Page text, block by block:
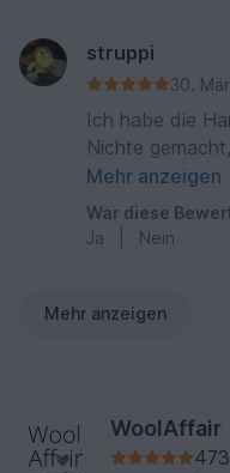
struppi
30.
Ich habe die
Nichte
gefreut hat.
demnächst
auch eine
Mehr anzeigen
War diese
Ja
Nein
Mehr anzeigen
WoolAffair